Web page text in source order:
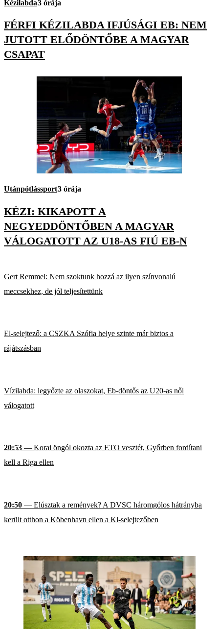
Kézilabda3 órája
FÉRFI KÉZILABDA IFJÚSÁGI EB: NEM
JUTOTT ELŐDÖNTŐBE A MAGYAR
CSAPAT
Utánpótlássport3 órája
KÉZI: KIKAPOTT A
NEGYEDDÖNTŐBEN A MAGYAR
VÁLOGATOTT AZ U18-AS FIÚ EB-N
Gert Remmel: Nem szoktunk hozzá az ilyen színvonalú
meccsekhez, de jól teljesítettünk
El-selejtező: a CSZKA Szófia helye szinte már biztos a
rájátszásban
Vízilabda: legyőzte az olaszokat, Eb-döntős az U20-as női
válogatott
20:53 — Korai öngól okozta az ETO vesztét, Győrben fordítani
kell a Riga ellen
20:50 — Elúsztak a remények? A DVSC háromgólos hátrányba
került otthon a Köbenhavn ellen a Kl-selejtezőben